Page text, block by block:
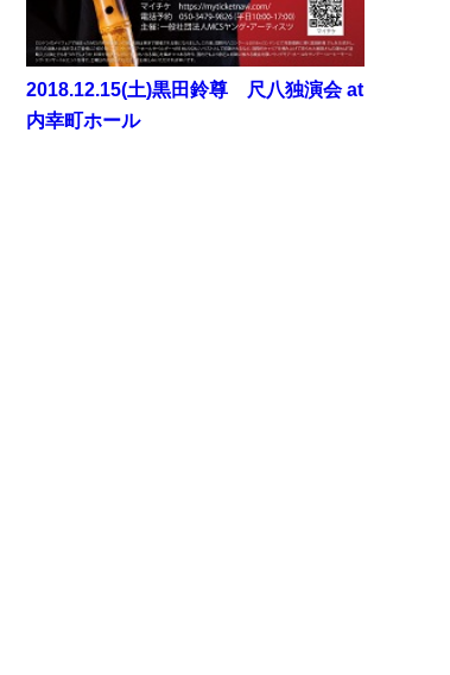
2018.12.15(土)黒田鈴尊 尺八独演会 at
内幸町ホール